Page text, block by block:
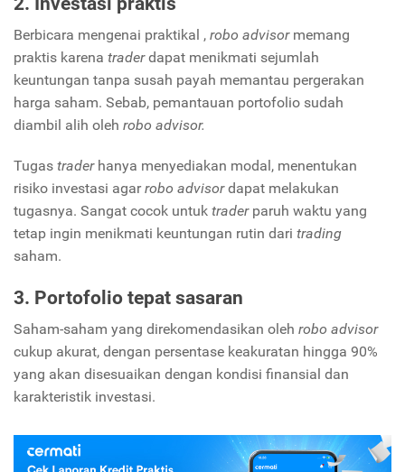
Berbicara mengenai praktikal , robo advisormemang
praktis karena traderdapat menikmati sejumlah
keuntungan tanpa susah payah memantau pergerakan
harga saham. Sebab, pemantauan portofolio sudah
diambil alih oleh robo advisor.
Tugas traderhanya menyediakan modal, menentukan
risiko investasi agarrobo advisordapat melakukan
tugasnya. Sangat cocok untuk traderparuh waktu yang
tetap ingin menikmati keuntungan rutin dari trading
saham.
3. Portofolio tepat sasaran
Saham-saham yang direkomendasikan oleh robo advisor
cukup akurat, dengan persentase keakuratan hingga 90%
yang akan disesuaikan dengan kondisi finansial dan
karakteristik investasi.